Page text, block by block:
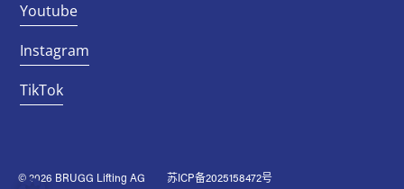
Youtube
Instagram
TikTok
© 2026 BRUGG Lifting AG 苏ICP备2025158472号